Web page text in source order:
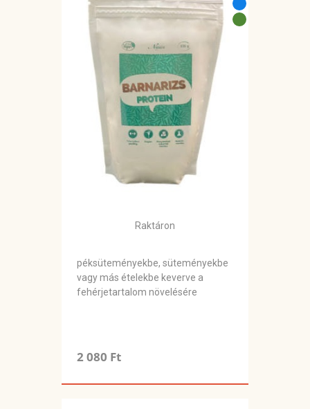
Raktáron
péksüteményekbe, süteményekbe
vagy más ételekbe keverve a
fehérjetartalom növelésére
2 080 Ft